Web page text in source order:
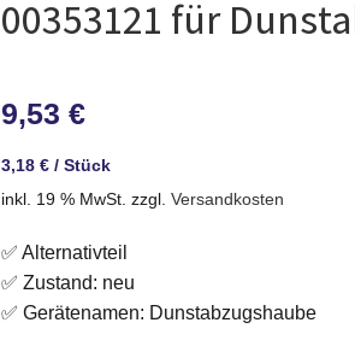
00353121 für
9,53 €
3,18 €/ Stück
inkl. 19 % MwSt. zzgl. Versandkosten
✅ Alternativteil
✅ Zustand: neu
✅ Gerätenamen: Dunstabzugshaube